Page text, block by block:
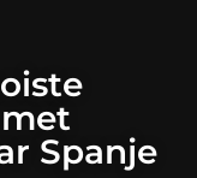
Spanje